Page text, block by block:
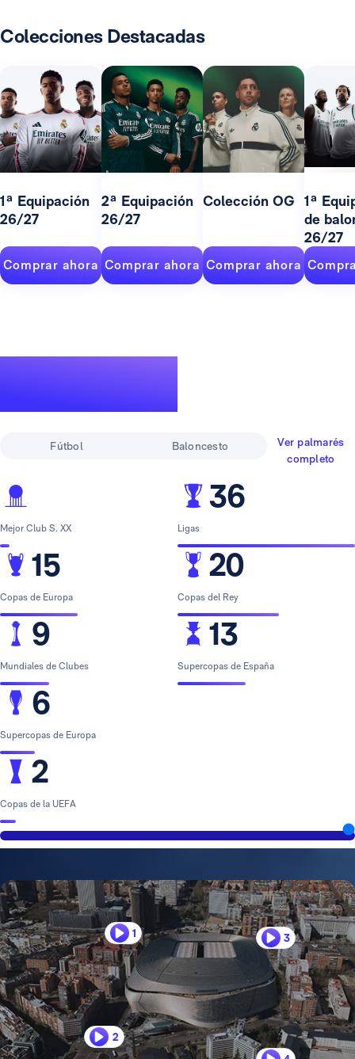
Colecciones Destacadas
1ª Equipación
26/27
Comprar ahora
2ª Equipación
26/27
Comprar ahora
Colección OG
Comprar ahora
1ª
de
26/27
Fútbol Baloncesto
Ver palmarés
completo
Mejor Club S. XX
15
Copas de Europa
9
Mundiales de Clubes
6
Supercopas de Europa
2
Copas de la UEFA
36
Ligas
20
Copas del Rey
13
Supercopas de España
1
2
3